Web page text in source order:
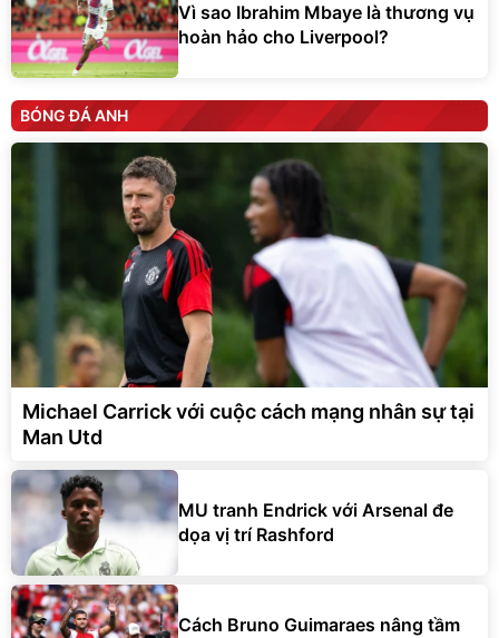
Vì sao Ibrahim Mbaye là thương vụ
hoàn hảo cho Liverpool?
BÓNG ĐÁ ANH
Michael Carrick với cuộc cách mạng nhân sự tại
Man Utd
MU tranh Endrick với Arsenal đe
dọa vị trí Rashford
Cách Bruno Guimaraes nâng tầm